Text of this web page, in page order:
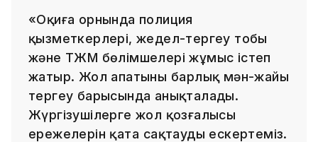
«Оқиға орнында полиция
қызметкерлері, жедел-тергеу тобы
және ТЖМ бөлімшелері жұмыс істеп
жатыр. Жол апатының барлық мән-жайы
тергеу барысында анықталады.
Жүргізушілерге жол қозғалысы
ережелерін қатаң сақтауды ескертеміз.